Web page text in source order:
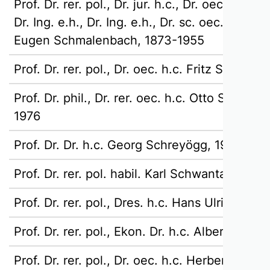
Prof. Dr. rer. pol., Dr. jur. h.c., Dr. oec. h.c.,
Dr. Ing. e.h., Dr. Ing. e.h., Dr. sc. oec. h.c.,
Eugen Schmalenbach, 1873-1955
Prof. Dr. rer. pol., Dr. oec. h.c. Fritz Schmidt,
Prof. Dr. phil., Dr. rer. oec. h.c. Otto
1976
Prof. Dr. Dr. h.c. Georg Schreyögg, 1946-
Prof. Dr. rer. pol. habil. Karl Schwantag,
Prof. Dr. rer. pol., Dres. h.c. Hans Ulrich,
Prof. Dr. rer. pol., Ekon. Dr. h.c. Albert ter
Prof. Dr. rer. pol., Dr. oec. h.c. Herbert